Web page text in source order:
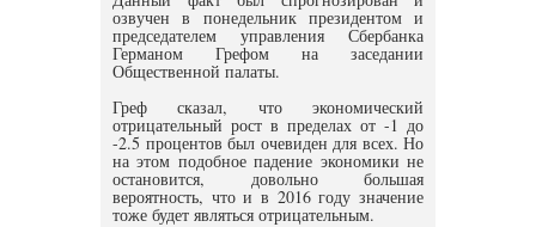
озвучен в понедельник президентом и
председателем управления Сбербанка
Германом Грефом на заседании
Общественной палаты.
Греф сказал, что экономический
отрицательный рост в пределах от -1 до
-2.5 процентов был очевиден для всех. Но
на этом подобное падение экономики не
остановится, довольно большая
вероятность, что и в 2016 году значение
тоже будет являться отрицательным.